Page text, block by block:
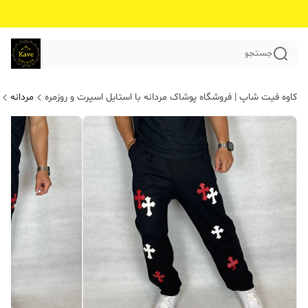
جستجو
کاوه فیت شاپ | فروشگاه پوشاک مردانه با استایل اسپرت و روزمره مردانه